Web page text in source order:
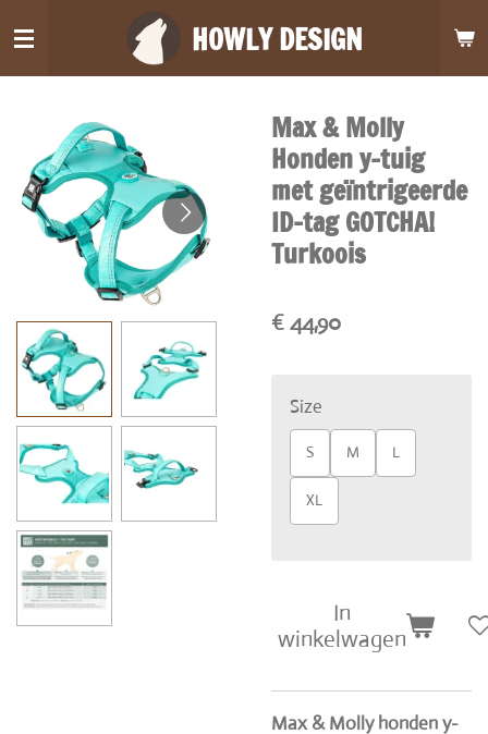
direct
naar
hoofdinhoud
HOWLY DESIGN
Max & Molly
Honden y-tuig
met geïntrigeerde
ID-tag GOTCHA!
Turkoois
€ 44,90
Size
S M L
XL
In
winkelwagen
Max & Molly honden y-